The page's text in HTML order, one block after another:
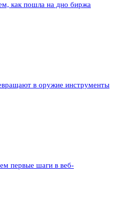
как пошла на дно биржа
в оружие инструменты
первые шаги в веб-